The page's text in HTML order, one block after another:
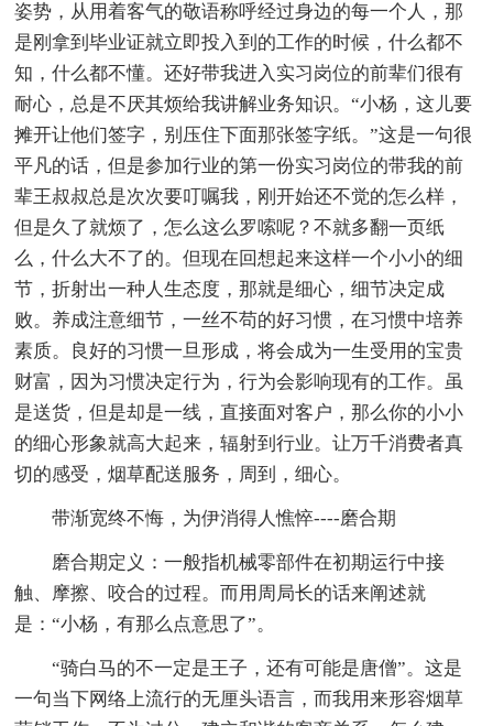
姿势，从用着客气的敬语称呼经过身边的每一个人，那
是刚拿到毕业证就立即投入到的工作的时候，什么都不
知，什么都不懂。还好带我进入实习岗位的前辈们很有
耐心，总是不厌其烦给我讲解业务知识。“小杨，这儿要
摊开让他们签字，别压住下面那张签字纸。”这是一句很
平凡的话，但是参加行业的第一份实习岗位的带我的前
辈王叔叔总是次次要叮嘱我，刚开始还不觉的怎么样，
但是久了就烦了，怎么这么罗嗦呢？不就多翻一页纸
么，什么大不了的。但现在回想起来这样一个小小的细
节，折射出一种人生态度，那就是细心，细节决定成
败。养成注意细节，一丝不苟的好习惯，在习惯中培养
素质。良好的习惯一旦形成，将会成为一生受用的宝贵
财富，因为习惯决定行为，行为会影响现有的工作。虽
是送货，但是却是一线，直接面对客户，那么你的小小
的细心形象就高大起来，辐射到行业。让万千消费者真
切的感受，烟草配送服务，周到，细心。
带渐宽终不悔，为伊消得人憔悴----磨合期
磨合期定义：一般指机械零部件在初期运行中接
触、摩擦、咬合的过程。而用周局长的话来阐述就
是：“小杨，有那么点意思了”。
“骑白马的不一定是王子，还有可能是唐僧”。这是
一句当下网络上流行的无厘头语言，而我用来形容烟草